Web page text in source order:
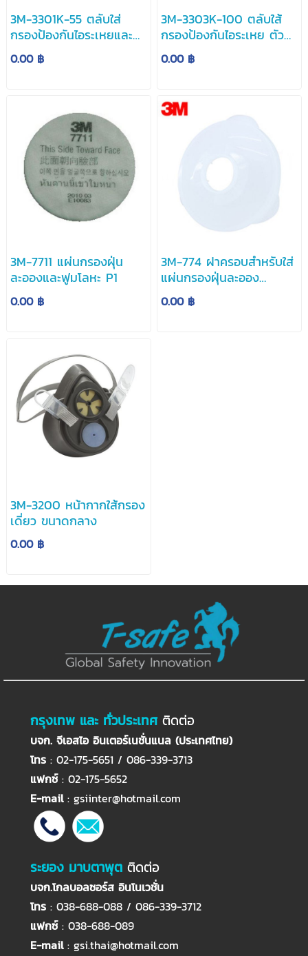
3M-3301K-55 ตลับใส่
กรองป้องกันไอระเหยและ
สารตัวทำละลาย
0.00 ฿
3M-3303K-100 ตลับใส้
กรองป้องกันไอระเหย ตัวทำ
ละลาย และไอกรด
0.00 ฿
3M-7711 แผ่นกรองฝุ่น
ละอองและฟูมโลหะ P1
0.00 ฿
3M-774 ฝาครอบสำหรับใส่
แผ่นกรองฝุ่นละออง
สำหรับหน้ากากใส้กรอง
เดี่ยว
0.00 ฿
3M-3200 หน้ากากใส้กรอง
เดี่ยว ขนาดกลาง
0.00 ฿
กรุงเทพ และ ทั่วประเทศ ติดต่อ
บจก. จีเอสไอ อินเตอร์เนชั่นแนล (ประเทศไทย)
โทร : 02-175-5651 / 086-339-3713
แฟกซ์: 02-175-5652
E-mail: gsiinter@hotmail.com
ระยอง มาบตาพุต ติดต่อ
บจก.โกลบอลซอร์ส อินโนเวชั่น
โทร : 038-688-088 / 086-339-3712
แฟกซ์: 038-688-089
E-mail: gsi.thai@hotmail.com